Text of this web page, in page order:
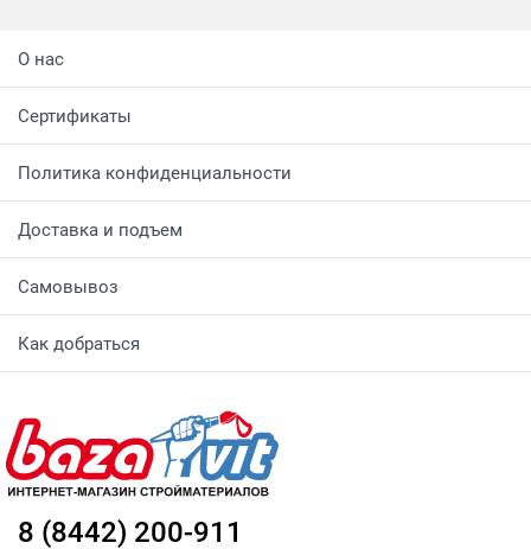
О нас
Сертификаты
Политика конфиденциальности
Доставка и подъем
Самовывоз
Как добраться
8 (8442) 200-911